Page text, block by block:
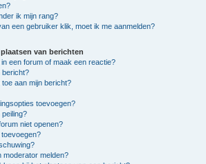
ik mijn rang?
een gebruiker klik, moet ik me aanmelden?
van berichten
een forum of maak een reactie?
bericht?
aan mijn bericht?
toevoegen?
niet openen?
moderator melden?